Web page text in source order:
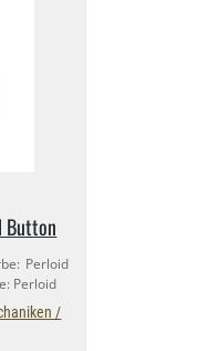
Button
Perloid
Perloid
/